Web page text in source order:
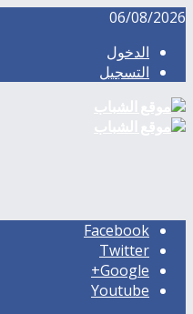
06/08/2026
الدخول
التسجيل
Facebook
Twitter
Google+
Youtube